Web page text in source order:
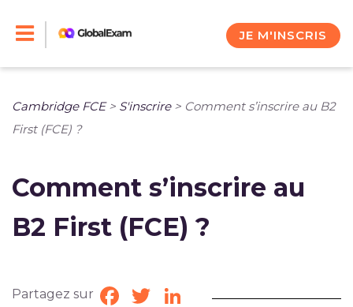
JE M'INSCRIS
Cambridge FCE> S'inscrire> Comment s’inscrire au B2
First (FCE) ?
Comment s’inscrire au
B2 First (FCE) ?
Partagez sur Facebook
TwitterLinkedIn